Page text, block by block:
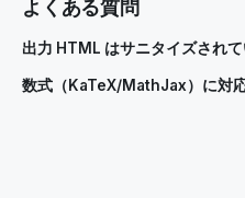
よくある質問
出力 HTML はサニタイズされて
数式（KaTeX/MathJax）に対